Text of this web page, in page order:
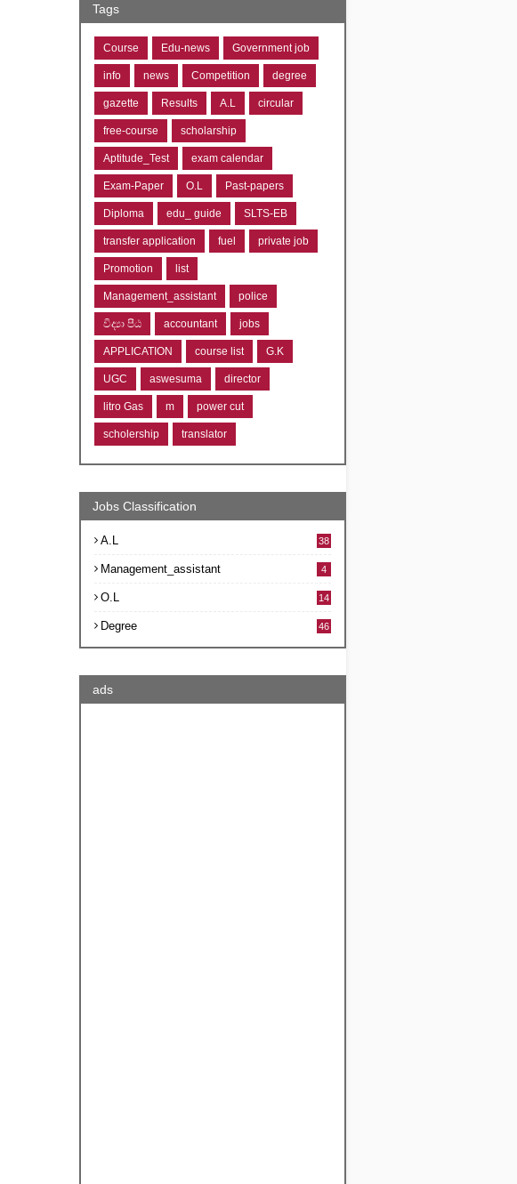
Tags
Course Edu-news Government job
info news Competition degree
gazette Results A.L circular
free-course scholarship
Aptitude_Test exam calendar
Exam-Paper O.L Past-papers
Diploma edu_ guide SLTS-EB
transfer application fuel private job
Promotion list
Management_assistant police
විද්‍යා පීඨ accountant jobs
APPLICATION course list G.K
UGC aswesuma director
litro Gas m power cut
scholership translator
Jobs Classification
A.L 38
Management_assistant 4
O.L 14
Degree 46
ads